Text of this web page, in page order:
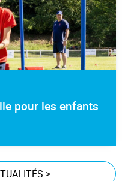
pour les enfants
>